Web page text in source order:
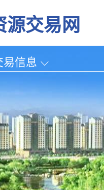
源交易网
易信息